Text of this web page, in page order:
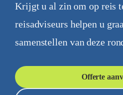
Krijgt u al zin om op reis
reisadviseurs helpen u
samenstellen van deze
Offerte